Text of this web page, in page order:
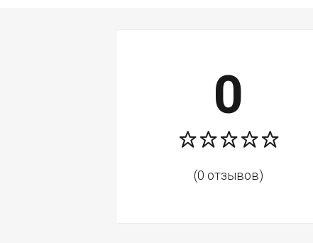
0
(0 отзывов)